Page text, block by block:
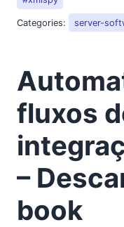
Categories: server-
fluxos
–
book